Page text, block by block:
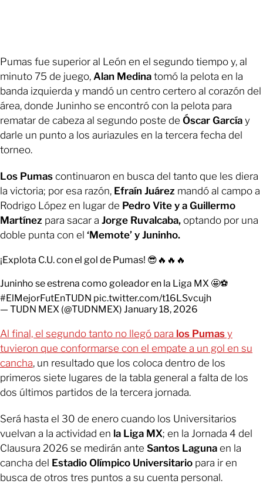
Pumas fue superior al León en el segundo tiempo y, al
minuto 75 de juego, Alan Medina tomó la pelota en la
banda izquierda y mandó un centro certero al corazón del
área, donde Juninho se encontró con la pelota para
rematar de cabeza al segundo poste de Óscar García y
darle un punto a los auriazules en la tercera fecha del
torneo.
Los Pumas continuaron en busca del tanto que les diera
la victoria; por esa razón, Efraín Juárez mandó al campo a
Rodrigo López en lugar de Pedro Vite y a Guillermo
Martínez para sacar a Jorge Ruvalcaba, optando por una
doble punta con el ‘Memote’ y Juninho.
¡Explota C.U. con el gol de Pumas! 😎🔥🔥🔥
Juninho se estrena como goleador en la Liga MX 🤩⚽
#ElMejorFutEnTUDN pic.twitter.com/t16LSvcujh
— TUDN MEX (@TUDNMEX) January 18, 2026
Al final, el segundo tanto no llegó para los Pumas y
tuvieron que conformarse con el empate a un gol en su
cancha, un resultado que los coloca dentro de los
primeros siete lugares de la tabla general a falta de los
dos últimos partidos de la tercera jornada.
Será hasta el 30 de enero cuando los Universitarios
vuelvan a la actividad en la Liga MX; en la Jornada 4 del
Clausura 2026 se medirán ante Santos Laguna en la
cancha del Estadio Olímpico Universitario para ir en
busca de otros tres puntos a su cuenta personal.